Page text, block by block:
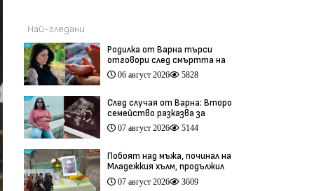
Най-гледани
Родилка от Варна търси
отговори след смъртта на
бебето ѝ дни преди секцио
(видео)
06 август 2026 5828
След случая от Варна: Второ
семейство разказва за
трагедия след бременност
при същия лекар (видео)
07 август 2026 5144
Побоят над мъжа, починал на
Младежкия хълм, продължил
повече от час (видео)
07 август 2026 3609